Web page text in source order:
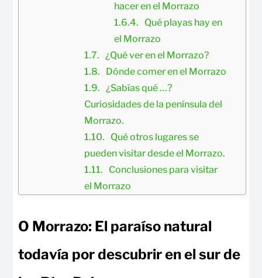
hacer en el Morrazo
Qué playas hay en
el Morrazo
¿Qué ver en el Morrazo?
Dónde comer en el Morrazo
¿Sabías qué …?
Curiosidades de la península del
Morrazo.
Qué otros lugares se
pueden visitar desde el Morrazo.
Conclusiones para visitar
el Morrazo
O Morrazo: El paraíso natural
todavía por descubrir en el sur de